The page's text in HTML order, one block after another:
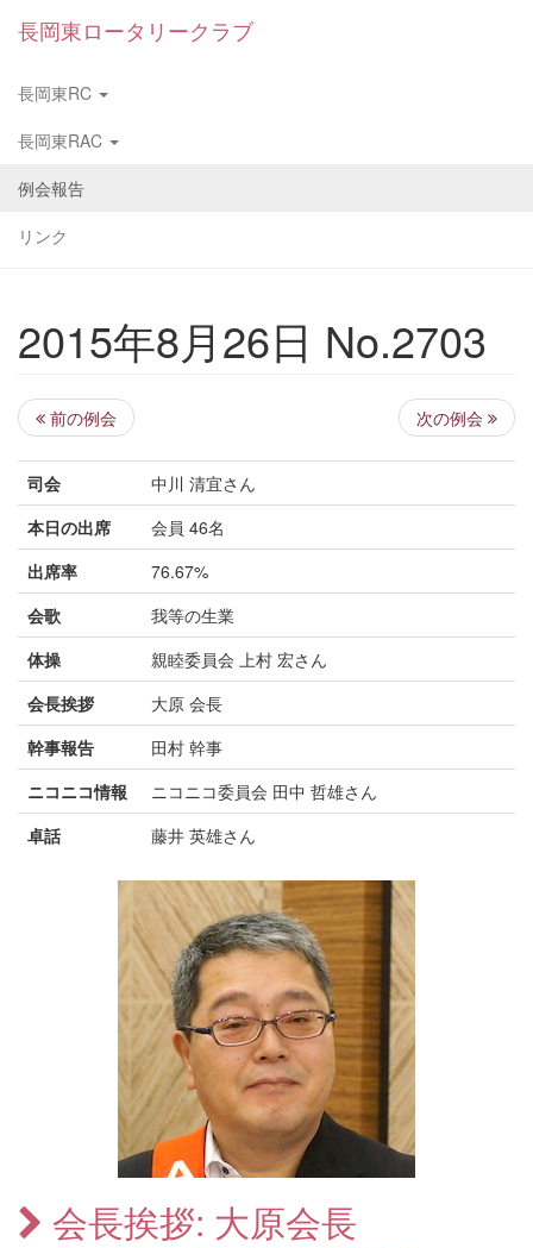
長岡東ロータリークラブ
長岡東RC
長岡東RAC
例会報告
リンク
2015年8月26日 No.2703
前の例会 次の例会
司会
中川 清宜さん
本日の出席
会員 46名
出席率
76.67%
会歌
我等の生業
体操
親睦委員会 上村 宏さん
会長挨拶
大原 会長
幹事報告
田村 幹事
ニコニコ情報
ニコニコ委員会 田中 哲雄さん
卓話
藤井 英雄さん
会長挨拶: 大原会長